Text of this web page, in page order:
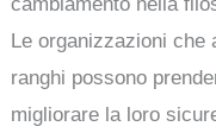
cambiamento nella
Le organizzazioni
ranghi possono
migliorare la loro